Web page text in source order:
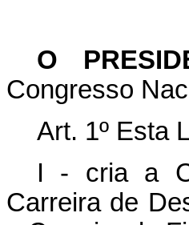
O
Congresso
Art. 1º Esta
I - cria a
Carreira de